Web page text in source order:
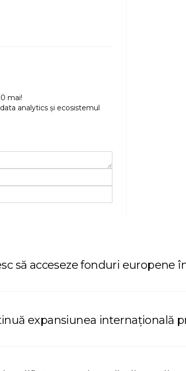
mai!
analytics și ecosistemul
să acceseze fonduri europene
expansiunea internațională